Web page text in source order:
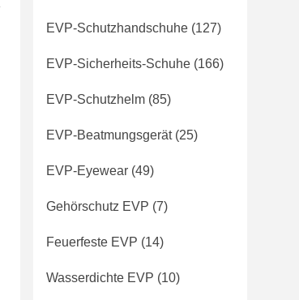
EVP-Schutzhandschuhe (127)
EVP-Sicherheits-Schuhe (166)
EVP-Schutzhelm (85)
EVP-Beatmungsgerät(25)
EVP-Eyewear (49)
Gehörschutz EVP (7)
Feuerfeste EVP (14)
Wasserdichte EVP (10)